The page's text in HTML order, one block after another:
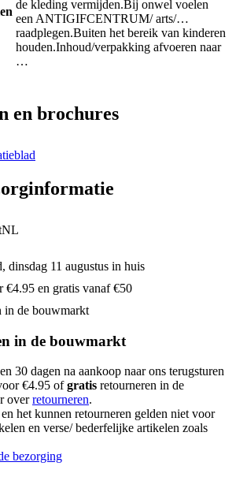
de kleding vermijden.Bij onwel voelen
een ANTIGIFCENTRUM/ arts/…
raadplegen.Buiten het bereik van kinderen
houden.Inhoud/verpakking afvoeren naar
…
en brochures
dinsdag 11 augustus in huis
€4.95 en gratis vanaf €50
in de bouwmarkt
in de bouwmarkt
30 dagen na aankoop naar ons terugsturen
€4.95 ofgratis retourneren in de
overretourneren.
het kunnen retourneren gelden niet voor
en verse/ bederfelijke artikelen zoals
bezorging